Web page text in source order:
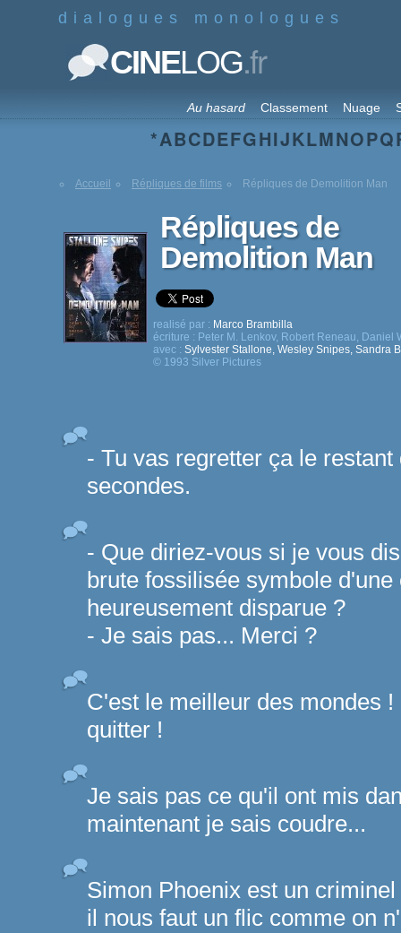
dialogues monologues
CINELOG.fr
Au hasard Classement Nuage
*ABCDEFGHIJKLMNOPQ
Accueil Répliques de films Répliques de Demolition Man
Répliques de
Demolition Man
realisé par : Marco Brambilla
écriture : Peter M. Lenkov, Robert Reneau, Daniel
avec : Sylvester Stallone, Wesley Snipes, Sandra
© 1993 Silver Pictures
- Tu vas regretter ça le
secondes.
- Que diriez-vous si je vous
brute fossilisée symbole d'une
heureusement disparue ?
- Je sais pas... Merci ?
C'est le meilleur des mondes
quitter !
Je sais pas ce qu'il ont mis
maintenant je sais coudre...
Simon Phoenix est un
il nous faut un flic comme on